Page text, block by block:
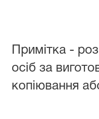
Примітка -
осіб за
копіювання